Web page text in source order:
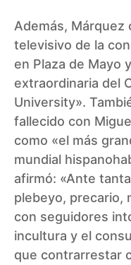
Además,
televisivo de la
en Plaza de Mayo
extraordinaria del
University».
fallecido con
como «el más
mundial
afirmó: «Ante
plebeyo, precario,
con seguidores
incultura y el
que contrarrestar